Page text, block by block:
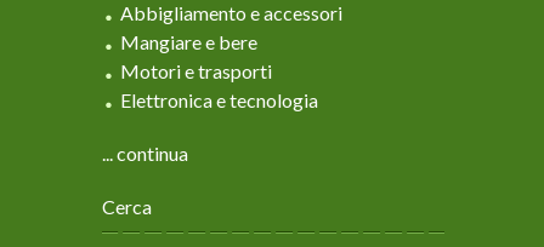
Abbigliamento e accessori
Mangiare e bere
Motori e trasporti
Elettronica e tecnologia
... continua
Cerca